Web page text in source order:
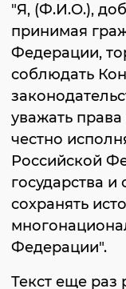
"Я, (Ф.И.О.),
принимая
Федерации,
соблюдать
уважать
честно
Российской
государства и
сохранять
Федерации".
Текст еще раз